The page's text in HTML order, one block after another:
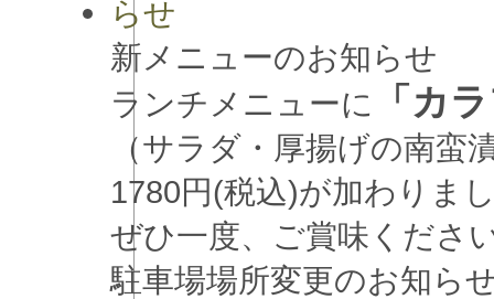
新メニューのお知らせ
ランチメニューに
「カ
（サラダ・厚揚げの南蛮
1780円(税込)が加わりま
ぜひ一度、ご賞味くださ
駐車場場所変更のお知ら